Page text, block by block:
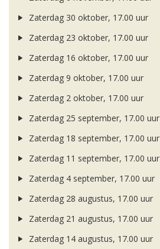
Zaterdag 30 oktober, 17.00 uur
Zaterdag 23 oktober, 17.00 uur
Zaterdag 16 oktober, 17.00 uur
Zaterdag 9 oktober, 17.00 uur
Zaterdag 2 oktober, 17.00 uur
Zaterdag 25 september, 17.00 uur
Zaterdag 18 september, 17.00 uur
Zaterdag 11 september, 17.00 uur
Zaterdag 4 september, 17.00 uur
Zaterdag 28 augustus, 17.00 uur
Zaterdag 21 augustus, 17.00 uur
Zaterdag 14 augustus, 17.00 uur